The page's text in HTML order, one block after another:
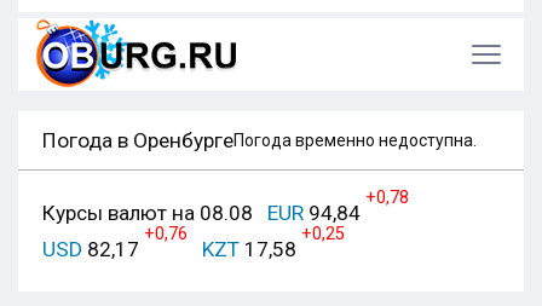
Погода в ОренбургеПогода временно недоступна.
Курсы валют на 08.08 EUR 94,84
+0,78
USD 82,17
+0,76
KZT 17,58
+0,25